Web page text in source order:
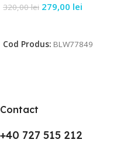
320,00lei 279,00 lei
Cod Produs: BLW77849
Contact
+40 727 515 212